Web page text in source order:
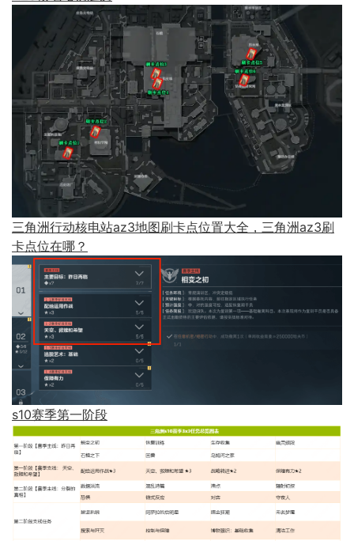
三角洲行动核电站az3地图刷卡点位置大全，三角洲az3刷
卡点位在哪？
s10赛季第一阶段